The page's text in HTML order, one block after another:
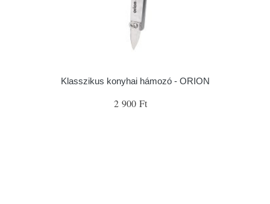
Klasszikus konyhai hámozó - ORION
2 900 Ft